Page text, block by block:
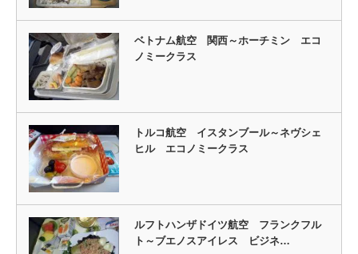
ベトナム航空 関西～ホーチミン エコ
ノミークラス
トルコ航空 イスタンブール～ネヴシェ
ヒル エコノミークラス
ルフトハンザドイツ航空 フランクフル
ト～ブエノスアイレス ビジネ…